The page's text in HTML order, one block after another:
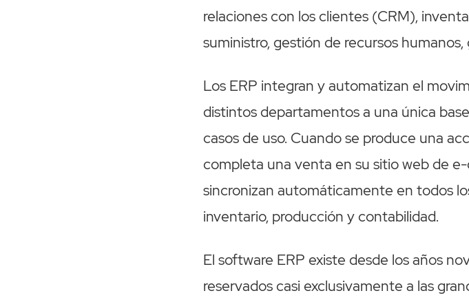
relaciones con los clientes (CRM),
suministro, gestión de recursos
Los ERP integran y automatizan el
distintos departamentos a una única
casos de uso. Cuando se produce una
completa una venta en su sitio web de
sincronizan automáticamente en todos
inventario, producción y contabilidad.
El software ERP existe desde los años
reservados casi exclusivamente a las